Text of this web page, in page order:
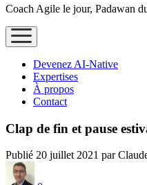
Coach Agile le jour, Padawan
ouvrir
le
Devenez AI‑Native
Expertises
À propos
Contact
Clap de fin et pause
Publié 20 juillet 2021 par